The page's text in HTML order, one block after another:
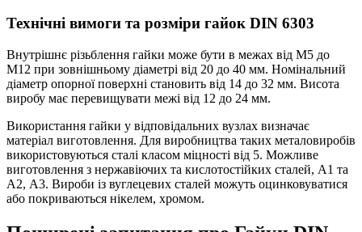
Технічні вимоги та розміри гайок DIN 6303
Внутрішнє різьблення гайки може бути в межах від М5 до
М12 при зовнішньому діаметрі від 20 до 40 мм. Номінальний
діаметр опорної поверхні становить від 14 до 32 мм. Висота
виробу має перевищувати межі від 12 до 24 мм.
Використання гайки у відповідальних вузлах визначає
матеріал виготовлення. Для виробництва таких металовиробів
використовуються сталі класом міцності від 5. Можливе
виготовлення з нержавіючих та кислотостійких сталей, А1 та
А2, А3. Вироби із вуглецевих сталей можуть оцинковуватися
або покриваються нікелем, хромом.